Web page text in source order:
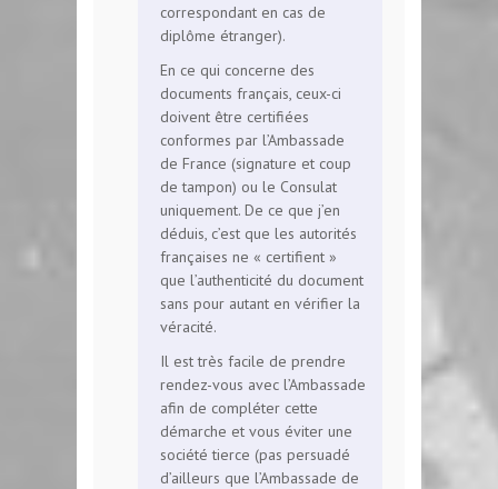
correspondant en cas de
diplôme étranger).
En ce qui concerne des
documents français, ceux-ci
doivent être certifiées
conformes par l’Ambassade
de France (signature et coup
de tampon) ou le Consulat
uniquement. De ce que j’en
déduis, c’est que les autorités
françaises ne « certifient »
que l’authenticité du document
sans pour autant en vérifier la
véracité.
Il est très facile de prendre
rendez-vous avec l’Ambassade
afin de compléter cette
démarche et vous éviter une
société tierce (pas persuadé
d’ailleurs que l’Ambassade de